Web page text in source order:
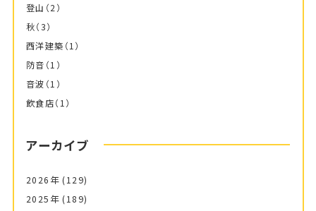
登山 （2）
秋（3）
西洋建築 （1）
防音 （1）
音波 （1）
飲食店（1）
アーカイブ
2026年 (129)
2025年 (189)